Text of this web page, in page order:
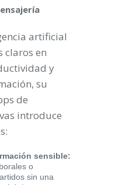
artificial
claros en
y
su
de
introduce
sensible:
o
sin una